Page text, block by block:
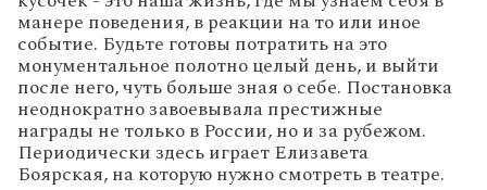
манере поведения, в реакции на то или иное
событие. Будьте готовы потратить на это
монументальное полотно целый день, и выйти
после него, чуть больше зная о себе. Постановка
неоднократно завоевывала престижные
награды не только в России, но и за рубежом.
Периодически здесь играет Елизавета
Боярская, на которую нужно смотреть в театре.